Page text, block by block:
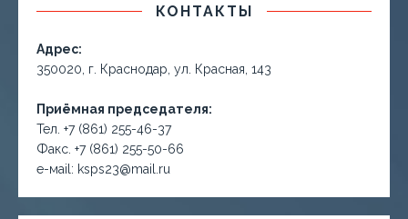
КОНТАКТЫ
Адрес:
350020, г. Краснодар, ул. Красная, 143
Приёмная председателя:
Тел. +7 (861) 255-46-37
Факс. +7 (861) 255-50-66
е-маil: ksps23@mail.ru